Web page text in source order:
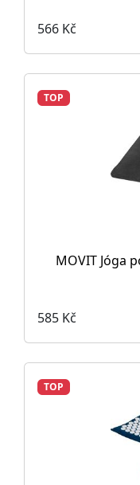
566 Kč
TOP
MOVIT Jóga
585 Kč
TOP